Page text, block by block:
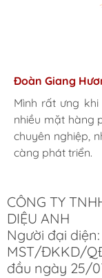
Hương Suri
Mình rất ưng
nhiều mặt hàng
chuyên nghiệp,
càng phát triển.
Đoàn Giang
Mình rất ưng
nhiều mặt hàng
chuyên nghiệp,
càng phát triển.
Ngọc Anh
Mình rất ưng
nhiều mặt hàng
chuyên nghiệp,
càng phát triển.
CÔNG TY
DIỆU ANH
Người đại
MST/ĐKKD/
đầu ngày 25/